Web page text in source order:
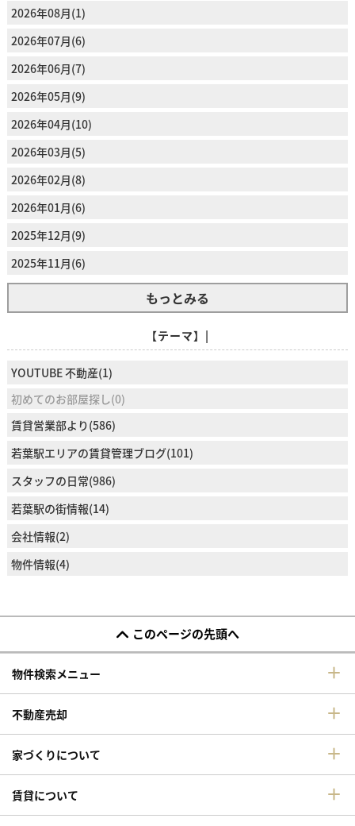
2026年08月(1)
2026年07月(6)
2026年06月(7)
2026年05月(9)
2026年04月(10)
2026年03月(5)
2026年02月(8)
2026年01月(6)
2025年12月(9)
2025年11月(6)
もっとみる
【テーマ】|
YOUTUBE 不動産(1)
初めてのお部屋探し(0)
賃貸営業部より(586)
若葉駅エリアの賃貸管理ブログ(101)
スタッフの日常(986)
若葉駅の街情報(14)
会社情報(2)
物件情報(4)
このページの先頭へ
物件検索メニュー
不動産売却
家づくりについて
賃貸について